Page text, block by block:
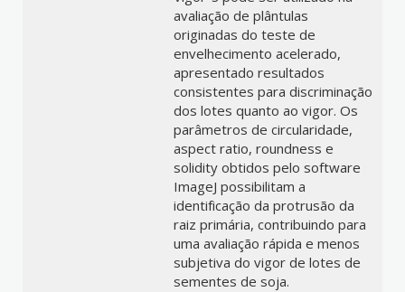
avaliação de plântulas
originadas do teste de
envelhecimento acelerado,
apresentado resultados
consistentes para discriminação
dos lotes quanto ao vigor. Os
parâmetros de circularidade,
aspect ratio, roundness e
solidity obtidos pelo software
ImageJ possibilitam a
identificação da protrusão da
raiz primária, contribuindo para
uma avaliação rápida e menos
subjetiva do vigor de lotes de
sementes de soja.